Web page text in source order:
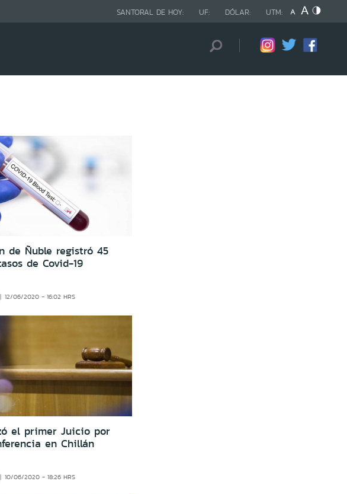
SANTORAL DE HOY: UF: DÓLAR: UTM:
de Ñuble registró 45
de Covid-19
12/06/2020 - 16:02 HRS
el primer Juicio por
en Chillán
10/06/2020 - 18:26 HRS